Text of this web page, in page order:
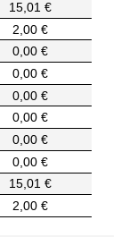
15,01 €
2,00 €
0,00 €
0,00 €
0,00 €
0,00 €
0,00 €
0,00 €
15,01 €
2,00 €